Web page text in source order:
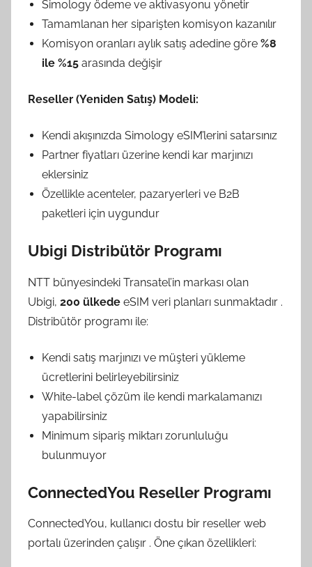
Simology ödeme ve aktivasyonu yönetir
Tamamlanan her siparişten komisyon kazanılır
Komisyon oranları aylık satış adedine göre %8
ile %15 arasında değişir
Reseller (Yeniden Satış) Modeli:
Kendi akışınızda Simology eSIM’lerini satarsınız
Partner fiyatları üzerine kendi kar marjınızı
eklersiniz
Özellikle acenteler, pazaryerleri ve B2B
paketleri için uygundur
Ubigi Distribütör Programı
NTT bünyesindeki Transatel’in markası olan
Ubigi, 200 ülkede eSIM veri planları sunmaktadır .
Distribütör programı ile:
Kendi satış marjınızı ve müşteri yükleme
ücretlerini belirleyebilirsiniz
White-label çözüm ile kendi markalamanızı
yapabilirsiniz
Minimum sipariş miktarı zorunluluğu
bulunmuyor
ConnectedYou Reseller Programı
ConnectedYou, kullanıcı dostu bir reseller web
portalı üzerinden çalışır . Öne çıkan özellikleri: